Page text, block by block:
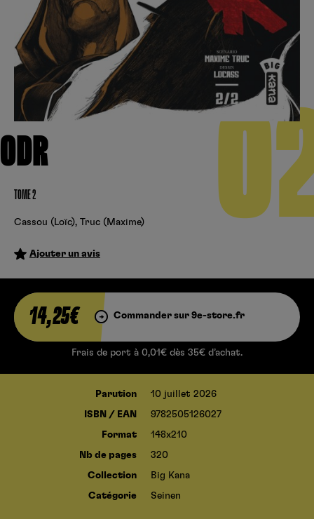
ODR
TOME 2
Cassou (Loïc), Truc (Maxime)
Ajouter un avis
14,25€ Commander sur 9e-store.fr
Frais de port à 0,01€ dès 35€ d’achat.
Parution 10 juillet 2026
ISBN / EAN 9782505126027
Format 148x210
Nb de pages 320
Collection Big Kana
Catégorie Seinen
Se connecter S’inscrire
Hunter x Hunter
Fire Force
Black Butler